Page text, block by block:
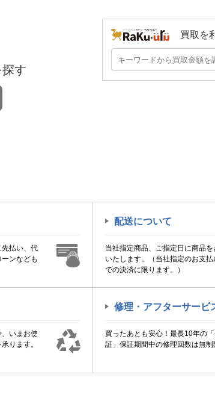
す
買取を
払い、代
ンなども
配送について
当社指定商品、ご指定日に商品を
いたします。（当社指定のお支払
での決済に限ります。）
いまお使
ります。
修理・アフターサービ
買ったあとも安心！最長10年の
証」保証期間中の修理回数は無制